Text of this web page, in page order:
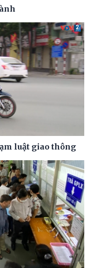
luật giao thông